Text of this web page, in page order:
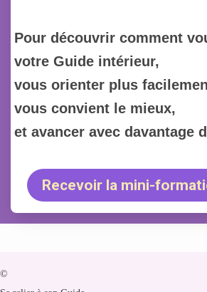
Pour découvrir comment
votre Guide intérieur,
vous orienter plus
vous convient le mieux,
et avancer avec davantage
Recevoir la mini-
©